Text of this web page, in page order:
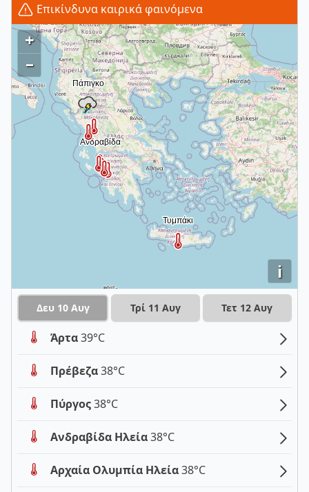
Επικίνδυνα καιρικά φαινόμενα
i
+
–
Δευ 10 Αυγ Τρί 11 Αυγ Τετ 12 Αυγ
Άρτα39°C
Πρέβεζα38°C
Πύργος38°C
Ανδραβίδα Ηλεία38°C
Αρχαία Ολυμπία Ηλεία38°C